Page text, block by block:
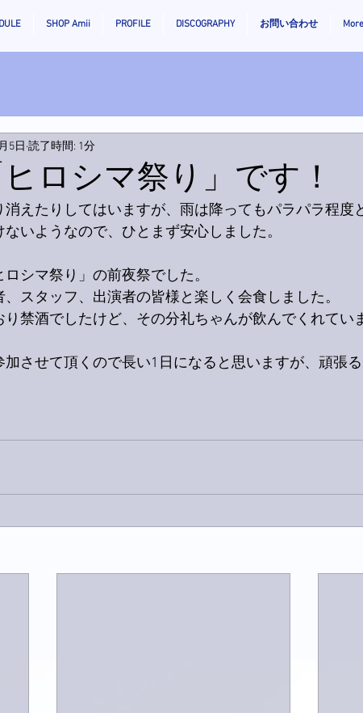
SHOP Amii PROFILE DISCOGRAPHY お問い合わせ More
ロシマ祭り」です！
5日 読了時間: 1分
えたりしてはいますが、雨は降ってもパラパラ程度
いようなので、ひとまず安心しました。
シマ祭り」の前夜祭でした。
スタッフ、出演者の皆様と楽しく会食しました。
禁酒でしたけど、その分礼ちゃんが飲んでくれてい
加させて頂くので長い1日になると思いますが、頑張